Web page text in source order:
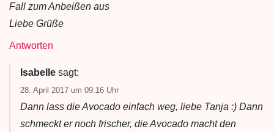
Fall zum Anbeißen aus
Liebe Grüße
Antworten
Isabelle sagt:
28. April 2017 um 09:16 Uhr
Dann lass die Avocado einfach weg, liebe Tanja :) Dann
schmeckt er noch frischer, die Avocado macht den